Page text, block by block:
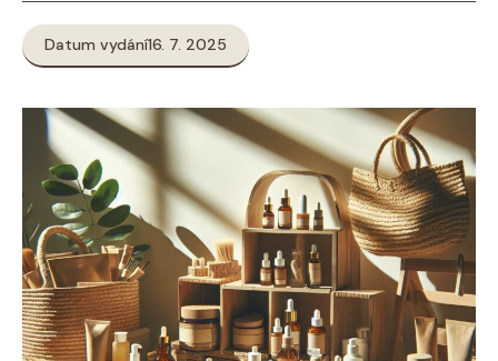
Datum vydání16. 7. 2025